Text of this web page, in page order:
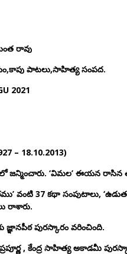
రావు
పాటలు,సాహిత్య సంపద.
2021
– 18.10.2013)
జన్మించారు. ‘విమల’ ఈయన రాసిన
వంటి 37 కథా సంపుటాలు,
రాశారు.
జ్ఞానపీఠ పురస్కారం వరించింది.
, కేంద్ర సాహిత్య అకాడమీ